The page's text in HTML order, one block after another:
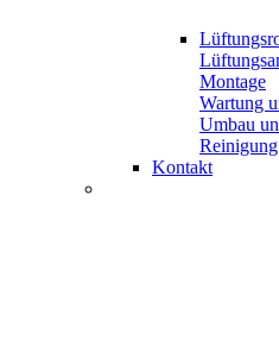
Montage
Wartung
Umbau
Reinigung
Kontakt